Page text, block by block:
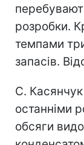
розробки.
темпами
запасів.
С.
останніми
обсяги